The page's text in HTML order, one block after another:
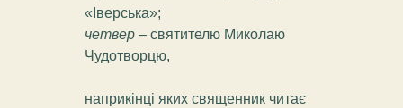
«Іверська»;
четвер – святителю Миколаю
Чудотворцю,
наприкінці яких священник читає